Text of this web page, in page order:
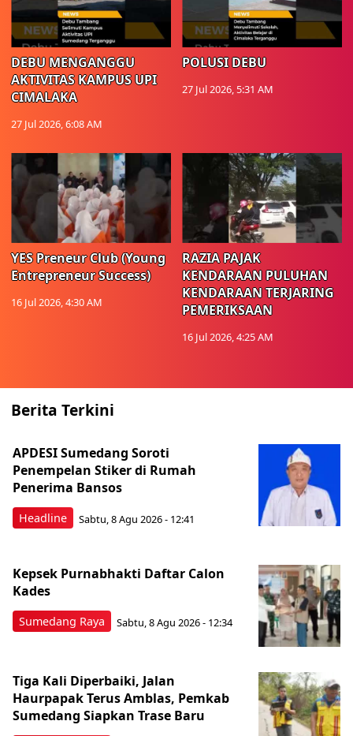
DEBU MENGANGGU
AKTIVITAS KAMPUS UPI
CIMALAKA
27 Jul 2026, 6:08 AM
POLUSI DEBU
27 Jul 2026, 5:31 AM
YES Preneur Club (Young
Entrepreneur Success)
16 Jul 2026, 4:30 AM
RAZIA PAJAK
KENDARAAN PULUHAN
KENDARAAN TERJARING
PEMERIKSAAN
16 Jul 2026, 4:25 AM
Berita Terkini
Headline
APDESI Sumedang Soroti
Penempelan Stiker di Rumah
Penerima Bansos
Sabtu, 8 Agu 2026 - 12:41
Sumedang Raya
Kepsek Purnabhakti Daftar Calon
Kades
Sabtu, 8 Agu 2026 - 12:34
Tiga Kali Diperbaiki, Jalan
Haurpapak Terus Amblas, Pemkab
Sumedang Siapkan Trase Baru